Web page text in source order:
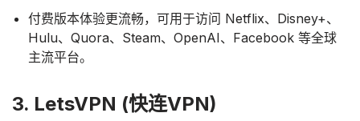
付费版本体验更流畅，可用于访问 Netflix、Disney+、
Hulu、Quora、Steam、OpenAI、Facebook 等全球
主流平台。
3. LetsVPN (快连VPN)